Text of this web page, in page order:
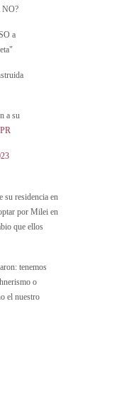
NO?
a
a su
su residencia en
por Milei en
que ellos
tenemos
o
el nuestro